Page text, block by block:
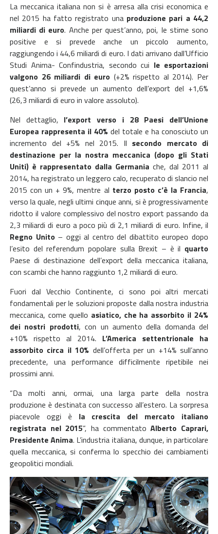
La meccanica italiana non si è arresa alla crisi economica e
nel 2015 ha fatto registrato una produzione pari a 44,2
miliardi di euro. Anche per quest’anno, poi, le stime sono
positive e si prevede anche un piccolo aumento,
raggiungendo i 44,6 miliardi di euro. I dati arrivano dall’Ufficio
Studi Anima- Confindustria, secondo cui le esportazioni
valgono 26 miliardi di euro (+2% rispetto al 2014). Per
quest’anno si prevede un aumento dell’export del +1,6%
(26,3 miliardi di euro in valore assoluto).
Nel dettaglio, l’export verso i 28 Paesi dell’Unione
Europea rappresenta il 40% del totale e ha conosciuto un
incremento del +5% nel 2015. Il secondo mercato di
destinazione per la nostra meccanica (dopo gli Stati
Uniti) è rappresentato dalla Germania che, dal 2011 al
2014, ha registrato un leggero calo, recuperato di slancio nel
2015 con un + 9%, mentre al terzo posto c’è la Francia,
verso la quale, negli ultimi cinque anni, si è progressivamente
ridotto il valore complessivo del nostro export passando da
2,3 miliardi di euro a poco più di 2,1 miliardi di euro. Infine, il
Regno Unito– oggi al centro del dibattito europeo dopo
l’esito del referendum popolare sulla Brexit – è il quarto
Paese di destinazione dell’export della meccanica italiana,
con scambi che hanno raggiunto 1,2 miliardi di euro.
Fuori dal Vecchio Continente, ci sono poi altri mercati
fondamentali per le soluzioni proposte dalla nostra industria
meccanica, come quello asiatico, che ha assorbito il 24%
dei nostri prodotti, con un aumento della domanda del
+10% rispetto al 2014. L’America settentrionale ha
assorbito circa il 10% dell’offerta per un +14% sull’anno
precedente, una performance difficilmente ripetibile nei
prossimi anni.
“Da molti anni, ormai, una larga parte della nostra
produzione è destinata con successo all’estero. La sorpresa
piacevole oggi è la crescita del mercato italiano
registrata nel 2015“, ha commentatoAlberto Caprari,
Presidente Anima. L’industria italiana, dunque, in particolare
quella meccanica, si conferma lo specchio dei cambiamenti
geopolitici mondiali.